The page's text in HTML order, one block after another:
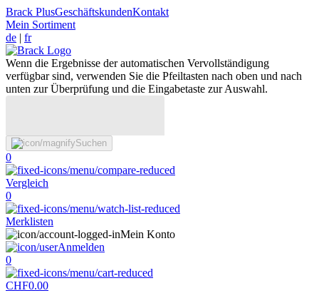
Brack PlusGeschäftskundenKontakt
Mein Sortiment
de | fr
Wenn die Ergebnisse der automatischen Vervollständigung
verfügbar sind, verwenden Sie die Pfeiltasten nach oben und nach
unten zur Überprüfung und die Eingabetaste zur Auswahl.
Suchen
0
Vergleich
0
Merklisten
Mein Konto
Anmelden
0
CHF0.00